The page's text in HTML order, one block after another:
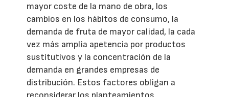
mayor coste de la mano de obra, los
cambios en los hábitos de consumo, la
demanda de fruta de mayor calidad, la cada
vez más amplia apetencia por productos
sustitutivos y la concentración de la
demanda en grandes empresas de
distribución. Estos factores obligan a